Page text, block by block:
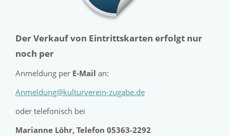
Der Verkauf von Eintrittskarten erfolgt nur
noch per
Anmeldung per E-Mail an:
Anmeldung@kulturverein-zugabe.de
oder telefonisch bei
Marianne Löhr, Telefon 05363-2292